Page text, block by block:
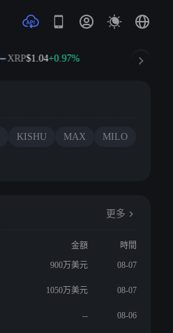
XRP$1.04+0.97% SOL
KISHU MAX
MILO
更多
金額
時間
900万美元 08-07
1050万美元 08-07
-- 08-06